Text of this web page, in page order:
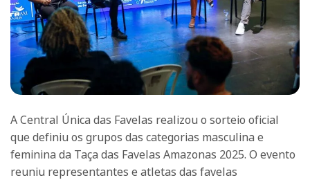
A Central Única das Favelas realizou o sorteio oficial
que definiu os grupos das categorias masculina e
feminina da Taça das Favelas Amazonas 2025. O evento
reuniu representantes e atletas das favelas